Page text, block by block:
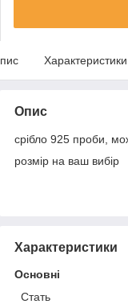
Характеристики
Опис
срібло 925 проби,
розмір на ваш вибір
Характеристики
Основні
Стать